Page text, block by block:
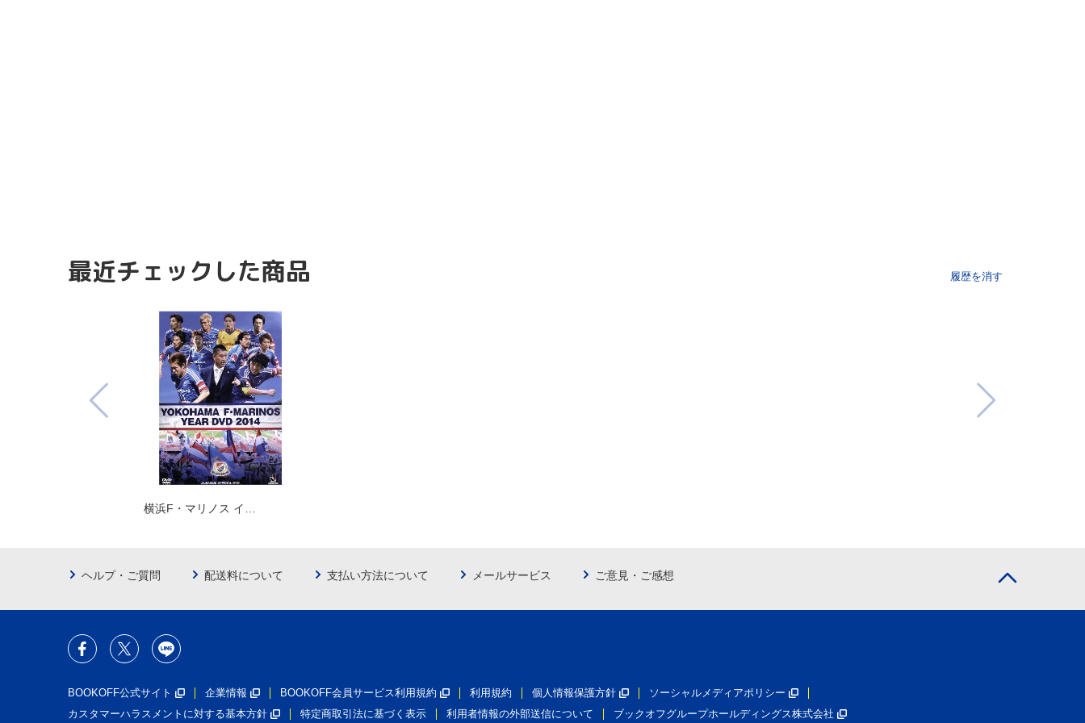
最近チェックした商品 履歴を消す
横浜F・マリノス イ…
ヘルプ・ご質問 配送料について 支払い方法について メールサービス ご意見・ご感想
BOOKOFF公式サイト 企業情報 BOOKOFF会員サービス利用規約 利用規約 個人情報保護方針
ソーシャルメディアポリシー
カスタマーハラスメントに対する基本方針
特定商取引法に基づく表示 利用者情報の外部送信について ブックオフグループホールディングス株式会社